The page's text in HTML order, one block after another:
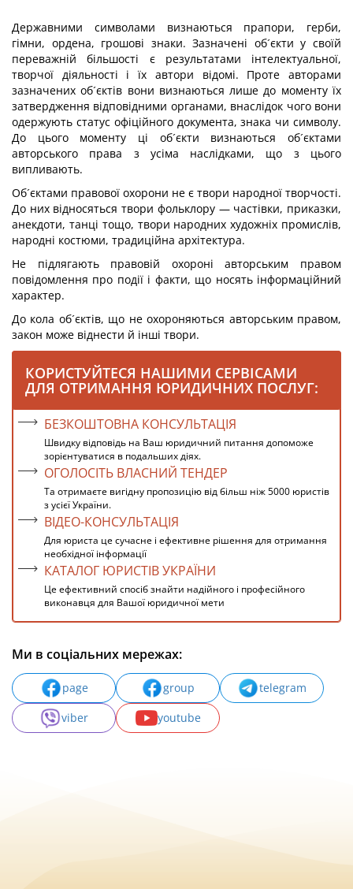
Державними символами визнаються прапори, герби,
гімни, ордена, грошові знаки. Зазначені об´єкти у своїй
переважній більшості є результатами інтелектуальної,
творчої діяльності і їх автори відомі. Проте авторами
зазначених об´єктів вони визнаються лише до моменту їх
затвердження відповідними органами, внаслідок чого вони
одержують статус офіційного документа, знака чи символу.
До цього моменту ці об´єкти визнаються об´єктами
авторського права з усіма наслідками, що з цього
випливають.
Об´єктами правової охорони не є твори народної творчості.
До них відносяться твори фольклору — частівки, приказки,
анекдоти, танці тощо, твори народних художніх промислів,
народні костюми, традиційна архітектура.
Не підлягають правовій охороні авторським правом
повідомлення про події і факти, що носять інформаційний
характер.
До кола об´єктів, що не охороняються авторським правом,
закон може віднести й інші твори.
КОРИСТУЙТЕСЯ НАШИМИ СЕРВІСАМИ
ДЛЯ ОТРИМАННЯ ЮРИДИЧНИХ ПОСЛУГ:
БЕЗКОШТОВНА КОНСУЛЬТАЦІЯ
Швидку відповідь на Ваш юридичний питання допоможе
зорієнтуватися в подальших діях.
ОГОЛОСІТЬ ВЛАСНИЙ ТЕНДЕР
Та отримаєте вигідну пропозицію від більш ніж 5000 юристів
з усієї України.
ВІДЕО-КОНСУЛЬТАЦІЯ
Для юриста це сучасне і ефективне рішення для отримання
необхідної інформації
КАТАЛОГ ЮРИСТІВ УКРАЇНИ
Це ефективний спосіб знайти надійного і професійного
виконавця для Вашої юридичної мети
Ми в соціальних мережах:
page group
telegram
viber
youtube